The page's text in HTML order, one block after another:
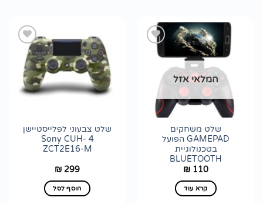
לרשימת
wishlist
המלאי אזל
שלט משחקים
GAMEPAD הפועל
בטכנולוגיית
BLUETOOTH
₪ 110
קרא עוד
הוסף
לרשימת
wishlist
שלט צבעוני לפלייסטיישן
4 Sony CUH-
ZCT2E16-M
₪ 299
הוסף לסל